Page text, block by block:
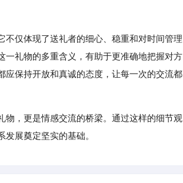
仅体现了送礼者的细心、稳重和对时间管理
一礼物的多重含义，有助于更准确地把握对方
应保持开放和真诚的态度，让每一次的交流都
物，更是情感交流的桥梁。通过这样的细节观
展奠定坚实的基础。